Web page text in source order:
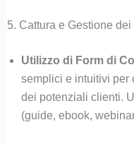
5. Cattura e Gestione dei
Utilizzo di Form di
semplici e intuitivi per
dei potenziali clienti.
(guide, ebook,